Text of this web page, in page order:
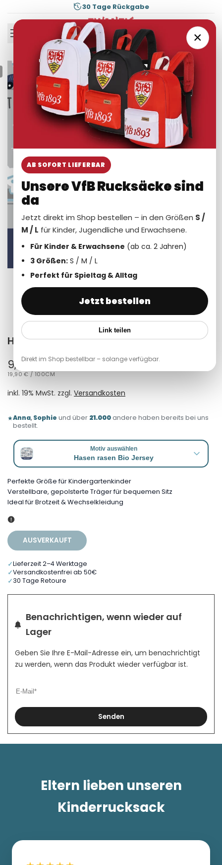
springen
30 Tage Rückgabe Sicher bezahlen
×
AB SOFORT LIEFERBAR
Unsere VfB Rucksäcke sind
da
Jetzt direkt im Shop bestellen – in den Größen S /
M / L für Kinder, Jugendliche und Erwachsene.
Für Kinder & Erwachsene (ab ca. 2 Jahren)
3 Größen: S / M / L
Perfekt für Spieltag & Alltag
Jetzt bestellen
Link teilen
Direkt im Shop bestellbar – solange verfügbar.
Hasen rasen Bio Jersey
Verkaufspreis
9,95 €
STÜCKPREIS
19,90 € /PRO
100CM
inkl. 19% MwSt. zzgl. Versandkosten
★Anna, Sophie und über 21.000 andere haben bereits bei uns
bestellt.
Motiv auswählen
Hasen rasen Bio Jersey
Perfekte Größe für Kindergartenkinder
Verstellbare, gepolsterte Träger für bequemen Sitz
Ideal für Brotzeit & Wechselkleidung
AUSVERKAUFT
✓Lieferzeit 2–4 Werktage
✓Versandkostenfrei ab 50€
✓30 Tage Retoure
Benachrichtigen, wenn wieder auf
Lager
Geben Sie Ihre E-Mail-Adresse ein, um benachrichtigt
zu werden, wenn das Produkt wieder verfügbar ist.
Senden
Eltern lieben unseren
Kinderrucksack